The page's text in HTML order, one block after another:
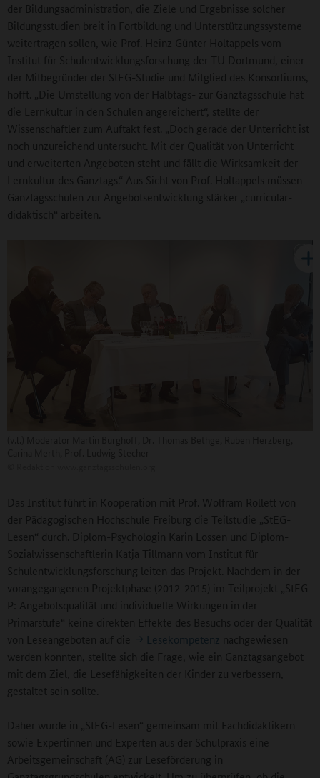
der Bildungsadministration, die Ziele und Ergebnisse solcher
Bildungsstudien breit in Fortbildung und Unterstützungssysteme
weitertragen sollen, wie Prof. Heinz Günter Holtappels vom
Institut für Schulentwicklungsforschung der TU Dortmund, einer
der Mitbegründer der StEG-Studie und Mitglied des Konsortiums,
hofft. „Die Umstellung von der Halbtags- zur Ganztagsschule hat
die Lernkultur in den Schulen angereichert“, stellte der
Wissenschaftler zum Auftakt fest. „Doch gerade der Unterricht ist
noch unzureichend untersucht. Mit der Qualität von Unterricht
und erweiterten Angeboten steht und fällt die Wirksamkeit der
Lernkultur des Ganztags.“ Aus Sicht von Prof. Holtappels müssen
Ganztagsschulen zur Angebotsentwicklung stärker „curricular-
didaktisch“ arbeiten.
Das Institut führt in Kooperation mit Prof. Wolfram Rollett von
der Pädagogischen Hochschule Freiburg die Teilstudie „StEG-
Lesen“ durch. Diplom-Psychologin Karin Lossen und Diplom-
Sozialwissenschaftlerin Katja Tillmann vom Institut für
Schulentwicklungsforschung leiten das Projekt. Nachdem in der
vorangegangenen Projektphase (2012-2015) im Teilprojekt „StEG-
P: Angebotsqualität und individuelle Wirkungen in der
Primarstufe“ keine direkten Effekte des Besuchs oder der Qualität
von Leseangeboten auf die
Lesekompetenz nachgewiesen
werden konnten, stellte sich die Frage, wie ein Ganztagsangebot
mit dem Ziel, die Lesefähigkeiten der Kinder zu verbessern,
gestaltet sein sollte.
Daher wurde in „StEG-Lesen“ gemeinsam mit Fachdidaktikern
sowie Expertinnen und Experten aus der Schulpraxis eine
Arbeitsgemeinschaft (AG) zur Leseförderung in